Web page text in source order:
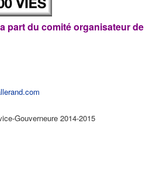
part du comité organisateur de
Gouverneure 2014-2015